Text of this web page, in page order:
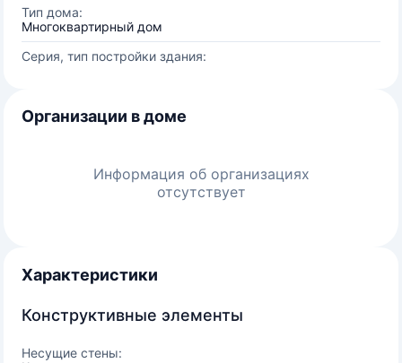
Тип дома:
Многоквартирный дом
Серия, тип постройки здания:
Организации в доме
Информация об организациях
отсутствует
Характеристики
Конструктивные элементы
Несущие стены: